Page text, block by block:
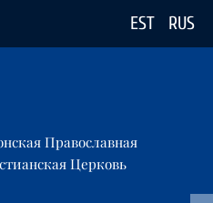
EST RUS
Православная
Церковь